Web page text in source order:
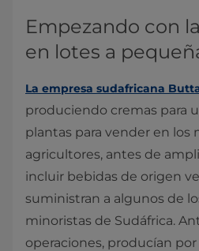
Empezando con
en lotes a
La empresa sudafricana
produciendo cremas para
plantas para vender en los
agricultores, antes de
incluir bebidas de origen
suministran a algunos de
minoristas de Sudáfrica.
operaciones, producían